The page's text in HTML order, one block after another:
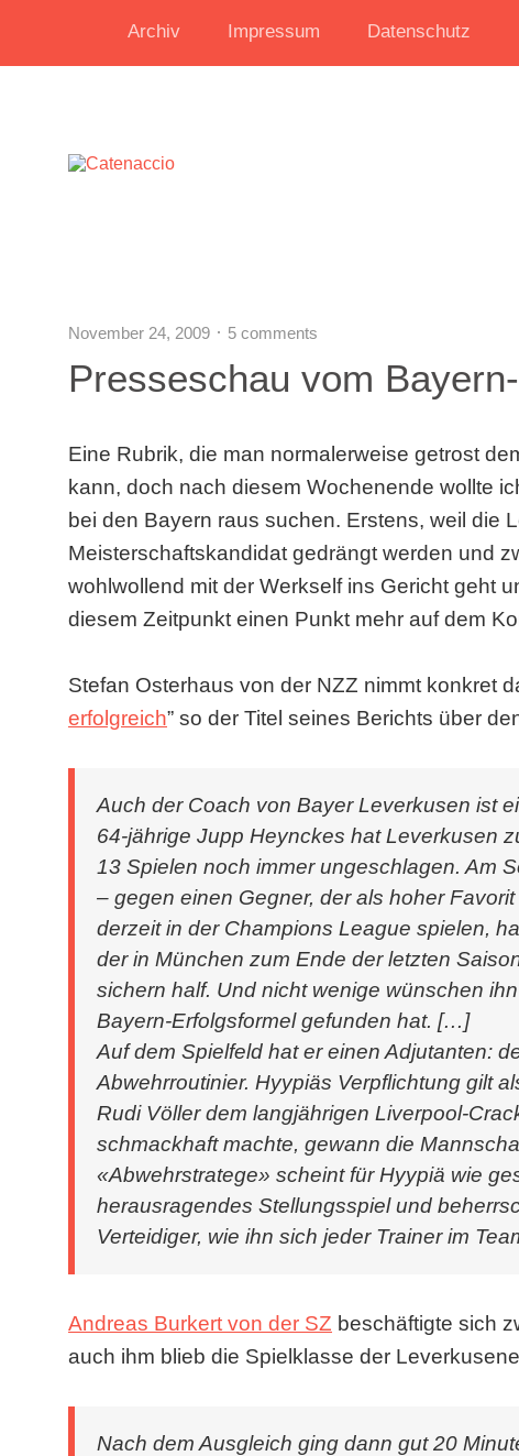
Archiv Impressum Datenschutz
November 24, 2009 5 comments
Presseschau vom
Eine Rubrik, die man normalerweise getrost
kann, doch nach diesem Wochenende wollte
bei den Bayern raus suchen. Erstens, weil die
Meisterschaftskandidat gedrängt werden und
wohlwollend mit der Werkself ins Gericht geht
diesem Zeitpunkt einen Punkt mehr auf dem
Stefan Osterhaus von der NZZ nimmt konkret
erfolgreich” so der Titel seines Berichts über
Auch der Coach von Bayer Leverkusen ist
64-jährige Jupp Heynckes hat Leverkusen
13 Spielen noch immer ungeschlagen. Am
– gegen einen Gegner, der als hoher
derzeit in der Champions League spielen,
der in München zum Ende der letzten
sichern half. Und nicht wenige wünschen
Bayern-Erfolgsformel gefunden hat. […]
Auf dem Spielfeld hat er einen Adjutanten:
Abwehrroutinier. Hyypiäs Verpflichtung gilt
Rudi Völler dem langjährigen Liverpool-
schmackhaft machte, gewann die
«Abwehrstratege» scheint für Hyypiä wie
herausragendes Stellungsspiel und
Verteidiger, wie ihn sich jeder Trainer im
Andreas Burkert von der SZ beschäftigte sich
auch ihm blieb die Spielklasse der
Nach dem Ausgleich ging dann gut 20